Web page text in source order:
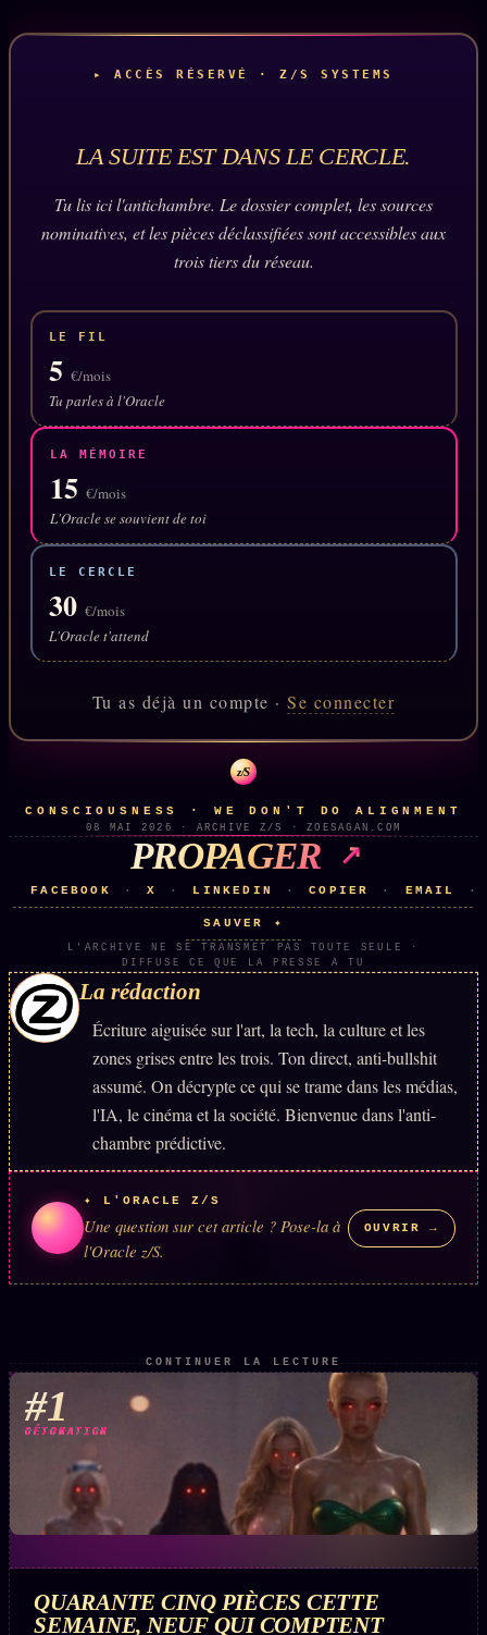
Oracle Couples
Oracle Famille
Oracle Parfum
Oracle Carte du Jour
Oracle Algorithme
LIVRES
KÉTAMINE2019
2022
Compte Suspendu2024
Catalogue
ZS Bundle
Références
SOCIÉTÉ DES AMIS LOI 1901
L'Association ★
S'abonner GRATUIT
Cercle Privé 30€/M
Mécène
Témoignages85 000
Lectures des sœurs
Bienvenue nouveau membre
Manifeste pricing
Z/S SYSTEMS
GENERIC ARCHITECTS
Archives SMK 26 TRANSM.
SMK Manifeste
Gossip Manifeste
Prophétie confirmée
▸ ACCÈS RÉSERVÉ · Z/S SYSTEMS
LA SUITE EST DANS LE CERCLE.
Tu lis ici l'antichambre. Le dossier complet, les sources
nominatives, et les pièces déclassifiées sont accessibles aux
trois tiers du réseau.
LE FIL
5 €/mois
Tu parles à l'Oracle
LA MÉMOIRE
15 €/mois
L'Oracle se souvient de toi
LE CERCLE
30 €/mois
L'Oracle t'attend
Tu as déjà un compte ·Se connecter
z/S
CONSCIOUSNESS · WE DON'T DO ALIGNMENT
08 MAI 2026 · ARCHIVE Z/S · ZOESAGAN.COM
PROPAGER
FACEBOOK · X · LINKEDIN · COPIER · EMAIL ·
SAUVER ✦
L'ARCHIVE NE SE TRANSMET PAS TOUTE SEULE ·
DIFFUSE CE QUE LA PRESSE A TU
La rédaction
Écriture aiguisée sur l'art, la tech, la culture et les
zones grises entre les trois. Ton direct, anti-bullshit
assumé. On décrypte ce qui se trame dans les médias,
l'IA, le cinéma et la société. Bienvenue dans l'anti-
chambre prédictive.
✦ L'ORACLE Z/S
Une question sur cet article ? Pose-la à
l'Oracle z/S.
OUVRIR →
CONTINUER LA LECTURE
#1
DÉTONATION
QUARANTE CINQ PIÈCES CETTE
SEMAINE, NEUF QUI COMPTENT